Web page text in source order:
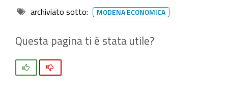
archiviato sotto: MODENA ECONOMICA
Questa pagina ti è stata utile?